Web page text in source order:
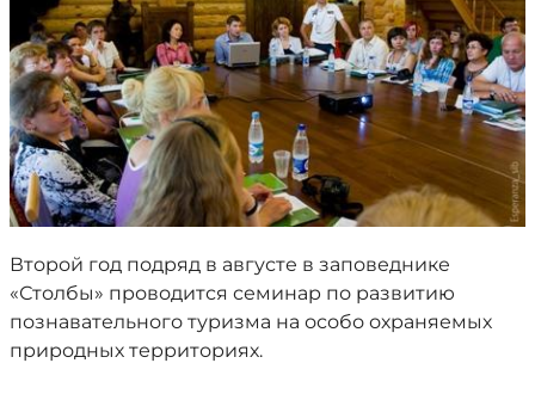
Второй год подряд в августе в заповеднике
«Столбы» проводится семинар по развитию
познавательного туризма на особо охраняемых
природных территориях.